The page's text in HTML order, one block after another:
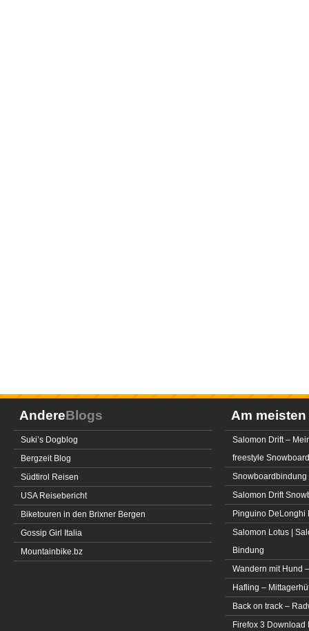
AndereBlogs
Suki’s Dogblog
Bergzeit Blog
Südtirol Reisen
USA Reisebericht
Biketouren in den Brixner Bergen
Gossip Girl Italia
Mountainbike.bz
Am meisten
Salomon Drift –
freestyle Snowboard
Snowboardbindung
Salomon Drift
Pinguino DeLonghi
Salomon Lotus |
Bindung
Wandern mit Hund
Hafling –
Back on track –
Firefox 3 Download